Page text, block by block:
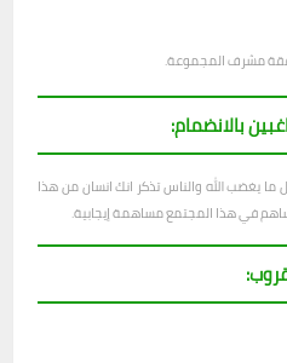
مشرف المجموعة.
بالانضمام:
ما يغضب الله والناس تذكر انك انسان من هذا
في هذا المجتمع مساهمة إيجابية.